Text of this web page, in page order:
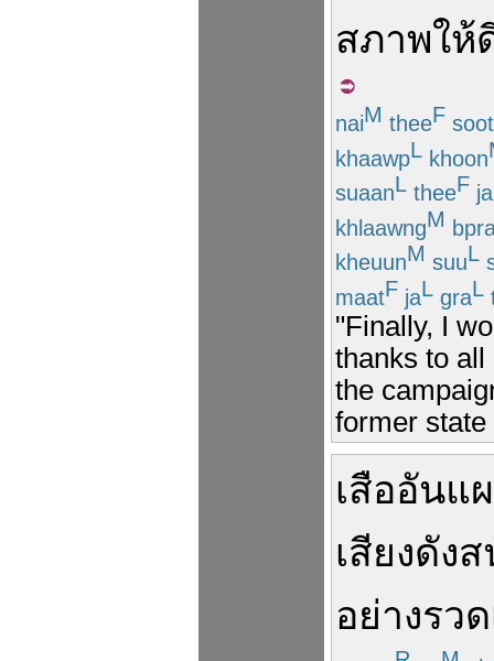
สภาพให้
naiM theeF soot
khaawpL khoon
suaanL theeF ja
khlaawngM
kheuunM suuL
maatF jaL graL
"Finally, I
thanks to all
the
former state
เสืออันแ
เสียงดัง
อย่างรวด